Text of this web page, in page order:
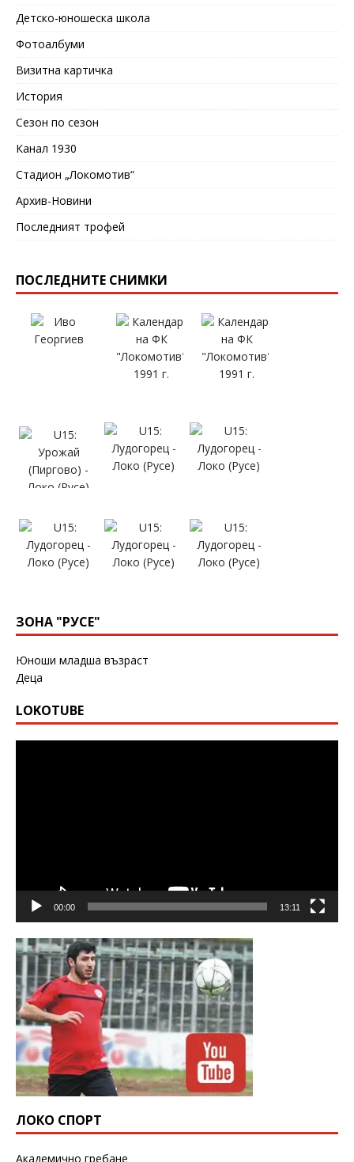
Детско-юношеска школа
Фотоалбуми
Визитна картичка
История
Сезон по сезон
Канал 1930
Стадион „Локомотив“
Архив-Новини
Последният трофей
ПОСЛЕДНИТЕ СНИМКИ
ЗОНА "РУСЕ"
Юноши младша възраст
Деца
LOKOTUBE
00:00 13:11
ЛОКО СПОРТ
Академично гребане